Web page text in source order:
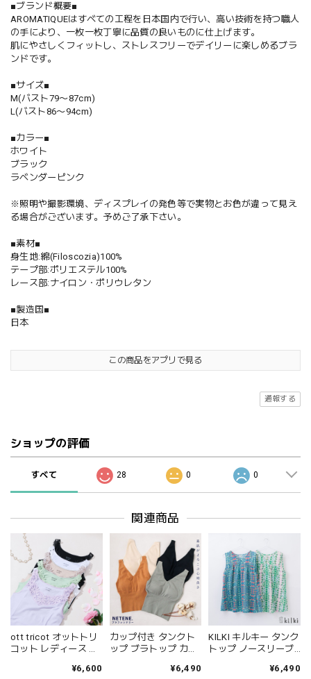
■ブランド概要■
AROMATIQUEはすべての工程を日本国内で行い、高い技術を持つ職人
の手により、一枚一枚丁寧に品質の良いものに仕上げます。
肌にやさしくフィットし、ストレスフリーでデイリーに楽しめるブラ
ンドです。
■サイズ■
M(バスト79〜87cm)
L(バスト86〜94cm)
■カラー■
ホワイト
ブラック
ラベンダーピンク
※照明や撮影環境、ディスプレイの発色等で実物とお色が違って見え
る場合がございます。予めご了承下さい。
■素材■
身生地:綿(Filoscozia)100%
テープ部:ポリエステル100%
レース部:ナイロン・ポリウレタン
■製造国■
日本
この商品をアプリで見る
通報する
ショップの評価
すべて 28 0 0
関連商品
ott tricot オットトリ
コット レディース キ
リコットマーガレッ
¥6,600
カップ付き タンクト
ップ ブラトップ カッ
カップ付きインナー
¥6,490
KILKI キルキー タンク
トップ ノースリーブ
ック おしゃれ 半袖 夏
¥6,490